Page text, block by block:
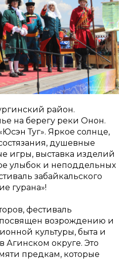
район.
на берегу реки Онон.
Туг». Яркое солнце,
душевные
игры, выставка изделий
улыбок и неподдельных
забайкальского
гурана»!
фестиваль
возрождению и
культуры, быта и
Агинском округе. Это
предкам, которые